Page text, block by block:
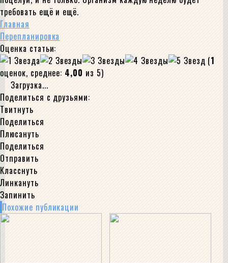
требовать ещё и ещё.
Главная
Перепланировка
Оценка статьи:
(1
оценок, среднее: 4,00 из 5)
Загрузка...
Поделиться с друзьями:
Твитнуть
Поделиться
Плюсануть
Поделиться
Отправить
Класснуть
Линкануть
Запинить
Похожие публикации